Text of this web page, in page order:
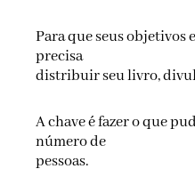
Para que seus objetivos
precisa
distribuir seu livro,
A chave é fazer o que
número de
pessoas.